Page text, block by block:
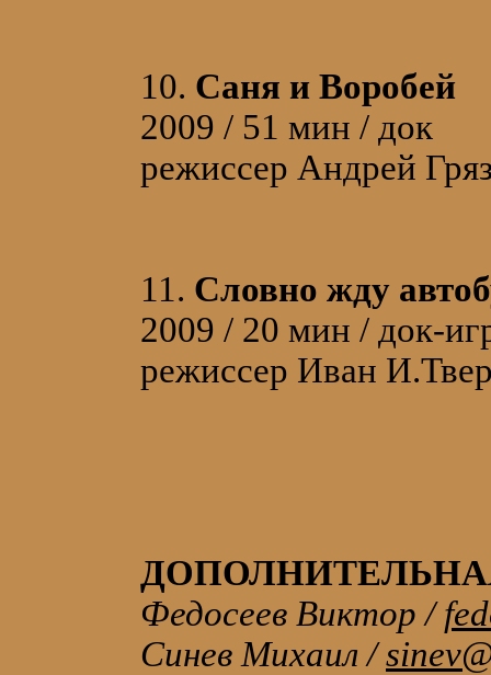
10. Саня и Воробей
2009 / 51 мин / док
режиссер Андрей
11. Словно жду
2009 / 20 мин / док-
режиссер Иван
Федосеев Виктор /
Синев Михаил /